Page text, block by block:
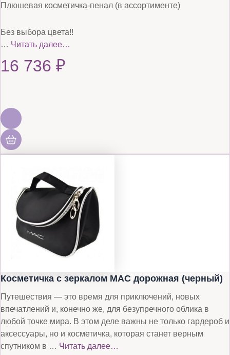
Плюшевая косметичка-пенал (в ассортименте)
Без выбора цвета!!
… Читать далее…
16 736 ₽
Косметичка с зеркалом MAC дорожная (черный)
Путешествия — это время для приключений, новых
впечатлений и, конечно же, для безупречного облика в
любой точке мира. В этом деле важны не только гардероб и
аксессуары, но и косметичка, которая станет верным
спутником в … Читать далее…